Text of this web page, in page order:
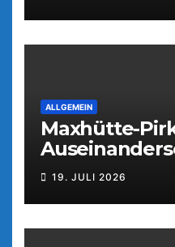
ALLGEMEIN
Maxhütte-
Parkfest
19. JULI 2026